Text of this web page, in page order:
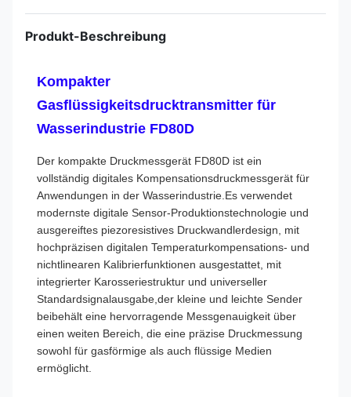
Produkt-Beschreibung
Kompakter
Gasflüssigkeitsdrucktransmitter für
Wasserindustrie FD80D
Der kompakte Druckmessgerät FD80D ist ein
vollständig digitales Kompensationsdruckmessgerät für
Anwendungen in der Wasserindustrie.Es verwendet
modernste digitale Sensor-Produktionstechnologie und
ausgereiftes piezoresistives Druckwandlerdesign, mit
hochpräzisen digitalen Temperaturkompensations- und
nichtlinearen Kalibrierfunktionen ausgestattet, mit
integrierter Karosseriestruktur und universeller
Standardsignalausgabe,der kleine und leichte Sender
beibehält eine hervorragende Messgenauigkeit über
einen weiten Bereich, die eine präzise Druckmessung
sowohl für gasförmige als auch flüssige Medien
ermöglicht.